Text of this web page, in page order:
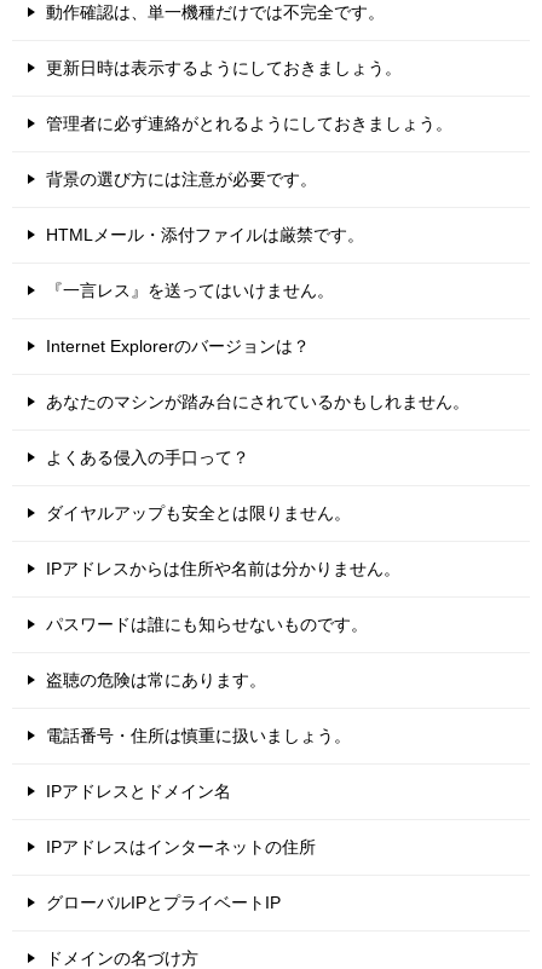
動作確認は、単一機種だけでは不完全です。
更新日時は表示するようにしておきましょう。
管理者に必ず連絡がとれるようにしておきましょう。
背景の選び方には注意が必要です。
HTMLメール・添付ファイルは厳禁です。
『一言レス』を送ってはいけません。
Internet Explorerのバージョンは？
あなたのマシンが踏み台にされているかもしれません。
よくある侵入の手口って？
ダイヤルアップも安全とは限りません。
IPアドレスからは住所や名前は分かりません。
パスワードは誰にも知らせないものです。
盗聴の危険は常にあります。
電話番号・住所は慎重に扱いましょう。
IPアドレスとドメイン名
IPアドレスはインターネットの住所
グローバルIPとプライベートIP
ドメインの名づけ方